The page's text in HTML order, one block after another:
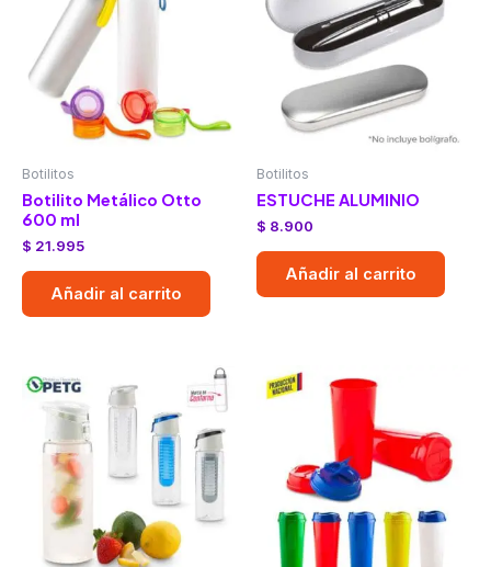
Botilitos
Botilito Metálico Otto
600 ml
$ 21.995
Añadir al carrito
Botilitos
ESTUCHE ALUMINIO
$ 8.900
Añadir al carrito